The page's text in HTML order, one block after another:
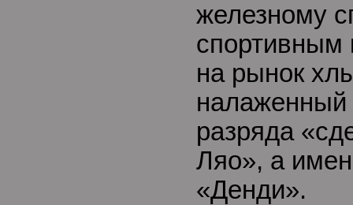
железному
спортивным
на рынок
налаженный
разряда
Ляо», а
«Денди».